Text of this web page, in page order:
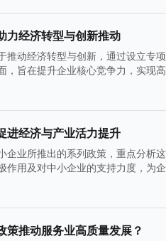
力经济转型与创新推动
推动经济转型与创新，通过设立专
，旨在提升企业核心竞争力，实现
进经济与产业活力提升
企业所推出的系列政策，重点分析
作用及对中小企业的支持力度，为
策推动服务业高质量发展？